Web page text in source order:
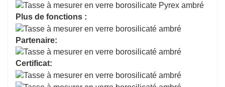
Plus de fonctions :
Partenaire:
Certificat: